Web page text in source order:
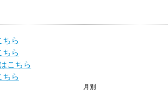
ちら
ちら
こちら
ちら
月別